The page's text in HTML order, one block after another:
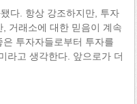
다. 항상 강조하지만, 투자
거래소에 대한 믿음이 계속
투자자들로부터 투자를
라고 생각한다. 앞으로가 더